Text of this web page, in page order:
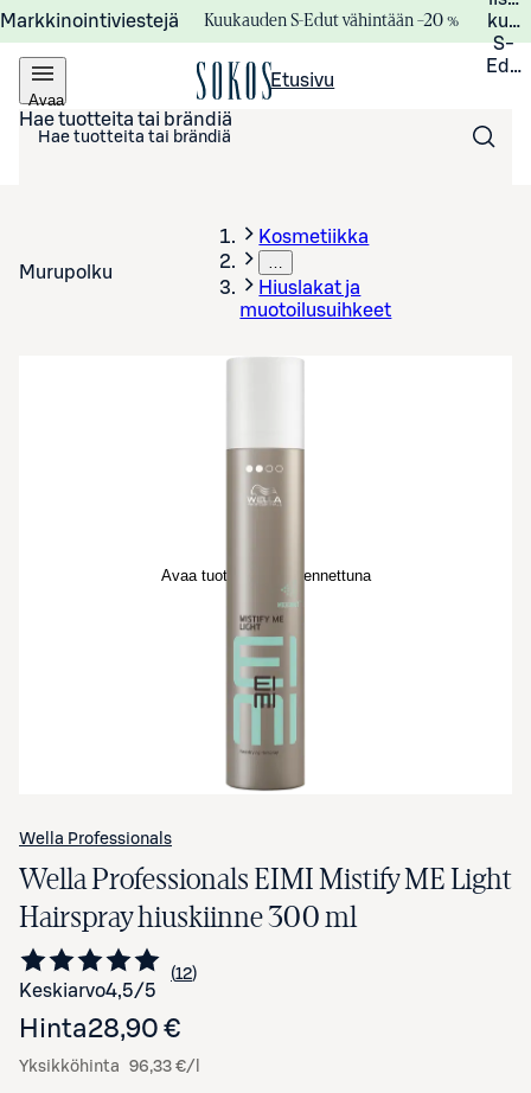
Markkinointiviestejä Kuukauden S-Edut vähintään –20 %
S-
Avaa
valikko
Etusivu
Hae tuotteita tai brändiä
Murupolku
Kosmetiikka
…
Hiuslakat ja
muotoilusuihkeet
Avaa tuotekuva suurennettuna
Wella Professionals
Wella Professionals EIMI Mistify ME Light
Hairspray hiuskiinne 300 ml
Keskiarvo4,5/5 Siirry arvioihin
12
kappaletta
Hinta28,90 €
Yksikköhinta 96,33 €/l